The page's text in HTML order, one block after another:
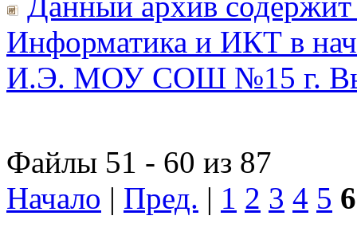
Информатика и ИКТ в
И.Э. МОУ СОШ №15 г.
Файлы 51 - 60 из 87
Начало | Пред. | 1 2 3 4 5 6